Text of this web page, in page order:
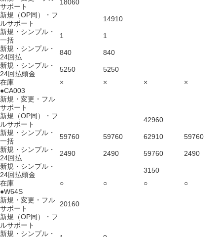
サポート
18060
新規（OP同）・フ
ルサポート
14910
新規・シンプル・
一括
1
1
新規・シンプル・
24回払
840
840
新規・シンプル・
24回払頭金
5250
5250
在庫
× × ×
×
●CA003
新規・変更・フル
サポート
新規（OP同）・フ
ルサポート
42960
新規・シンプル・
一括
59760 59760 62910
59760
新規・シンプル・
24回払
2490 2490 59760
2490
新規・シンプル・
24回払頭金
3150
在庫
○ ○ ○
○
●W64S
新規・変更・フル
サポート
20160
新規（OP同）・フ
ルサポート
新規・シンプル・